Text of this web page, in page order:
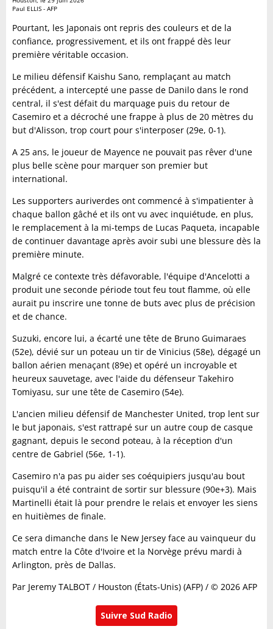
Paul ELLIS - AFP
Pourtant, les Japonais ont repris des couleurs et de la
confiance, progressivement, et ils ont frappé dès leur
première véritable occasion.
Le milieu défensif Kaishu Sano, remplaçant au match
précédent, a intercepté une passe de Danilo dans le rond
central, il s'est défait du marquage puis du retour de
Casemiro et a décroché une frappe à plus de 20 mètres du
but d'Alisson, trop court pour s'interposer (29e, 0-1).
A 25 ans, le joueur de Mayence ne pouvait pas rêver d'une
plus belle scène pour marquer son premier but
international.
Les supporters auriverdes ont commencé à s'impatienter à
chaque ballon gâché et ils ont vu avec inquiétude, en plus,
le remplacement à la mi-temps de Lucas Paqueta, incapable
de continuer davantage après avoir subi une blessure dès la
première minute.
Malgré ce contexte très défavorable, l'équipe d'Ancelotti a
produit une seconde période tout feu tout flamme, où elle
aurait pu inscrire une tonne de buts avec plus de précision
et de chance.
Suzuki, encore lui, a écarté une tête de Bruno Guimaraes
(52e), dévié sur un poteau un tir de Vinicius (58e), dégagé un
ballon aérien menaçant (89e) et opéré un incroyable et
heureux sauvetage, avec l'aide du défenseur Takehiro
Tomiyasu, sur une tête de Casemiro (54e).
L'ancien milieu défensif de Manchester United, trop lent sur
le but japonais, s'est rattrapé sur un autre coup de casque
gagnant, depuis le second poteau, à la réception d'un
centre de Gabriel (56e, 1-1).
Casemiro n'a pas pu aider ses coéquipiers jusqu'au bout
puisqu'il a été contraint de sortir sur blessure (90e+3). Mais
Martinelli était là pour prendre le relais et envoyer les siens
en huitièmes de finale.
Ce sera dimanche dans le New Jersey face au vainqueur du
match entre la Côte d'Ivoire et la Norvège prévu mardi à
Arlington, près de Dallas.
Par Jeremy TALBOT / Houston (États-Unis) (AFP) / © 2026 AFP
Suivre Sud Radio